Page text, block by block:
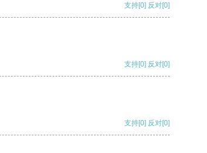
支持[0] 反对[0]
支持[0] 反对[0]
支持[0] 反对[0]